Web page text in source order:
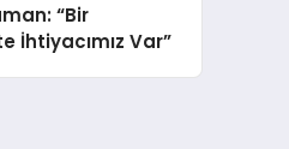
“Bir
İhtiyacımız Var”